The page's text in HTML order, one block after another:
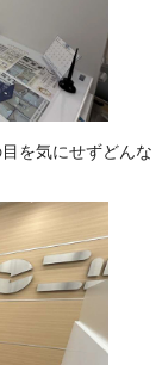
を気にせずどんな